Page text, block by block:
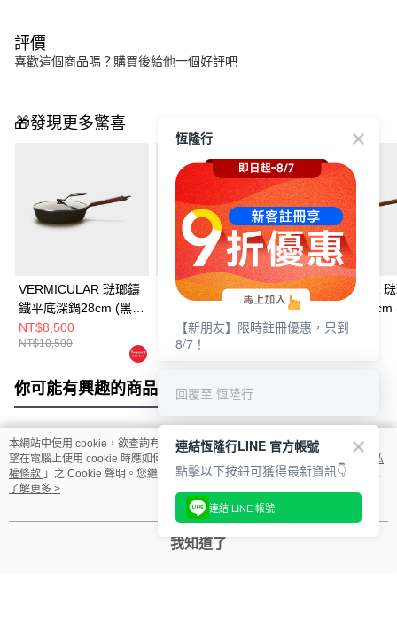
評價
喜歡這個商品嗎？購買後給他一個好評吧
🎁發現更多驚喜
VERMICULAR 琺瑯鑄
鐵平底深鍋28cm (黑胡
桃)+鍋蓋
NT$8,500
NT$10,500
VERMICULAR 琺瑯鑄
鐵平底深鍋24cm (黑胡
桃)+鍋蓋
NT$5,699
NT$8,500
VERMICULAR
鐵平底深鍋26cm
桃)
NT$5,500
你可能有興趣的商品 全站排行
熱門標籤
本網站中使用 cookie，欲查詢有關本網站使用 cookie 方式之詳情，及若您不希
望在電腦上使用 cookie 時應如何變更電腦的 cookie 設定，請參閱本網站「
隱私
權條款 」之 Cookie 聲明。您繼續使用本網站即表示您同意本公司得按本網站使
用條款之 Cookie 聲明使用 cookie。
了解更多 >
我知道了
恆隆行
【新朋友】限時註冊優惠，只到
8/7！
回覆至 恆隆行
連結恆隆行LINE 官方帳號
點擊以下按鈕可獲得最新資訊👇
連結 LINE 帳號